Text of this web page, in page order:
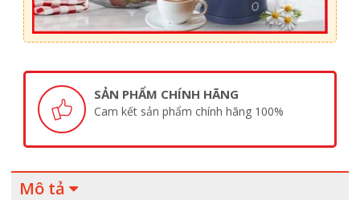
SẢN PHẨM CHÍNH HÃNG
Cam kết sản phẩm chính hãng 100%
Mô tả